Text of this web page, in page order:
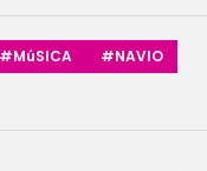
#MúSICA
#NAVIO